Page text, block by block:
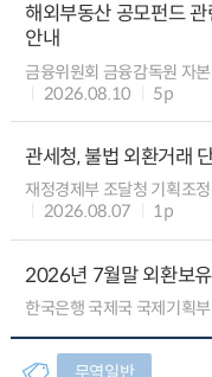
해외부동산 공모펀드
안내
금융위원회 금융감독원 자
2026.08.10
5p
관세청, 불법 외환거래
재정경제부 조달청 기획조
2026.08.07
1p
2026년 7월말 외환보
한국은행 국제국 국제기획
무역일반